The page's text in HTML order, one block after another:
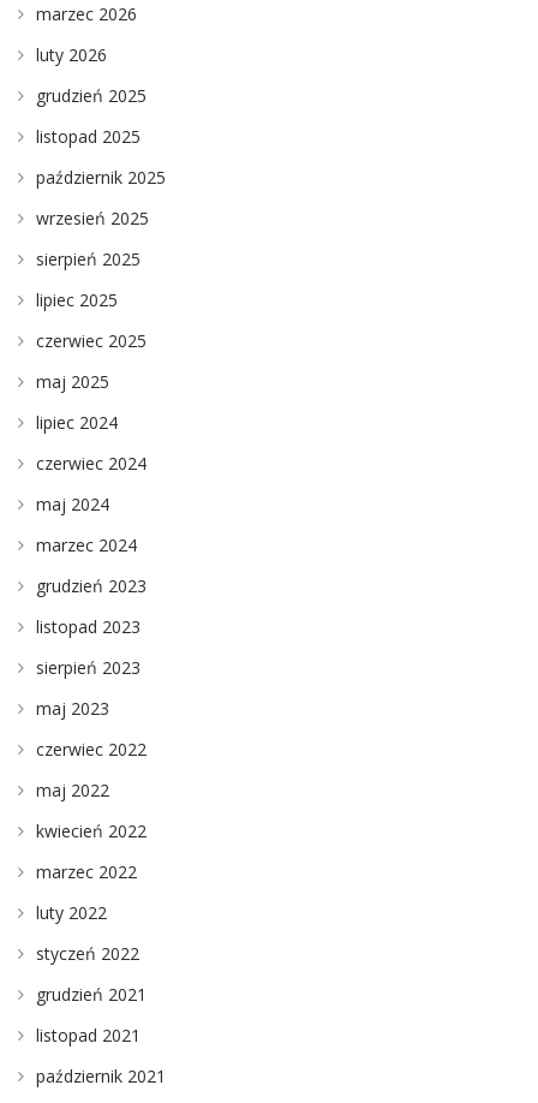
marzec 2026
luty 2026
grudzień 2025
listopad 2025
październik 2025
wrzesień 2025
sierpień 2025
lipiec 2025
czerwiec 2025
maj 2025
lipiec 2024
czerwiec 2024
maj 2024
marzec 2024
grudzień 2023
listopad 2023
sierpień 2023
maj 2023
czerwiec 2022
maj 2022
kwiecień 2022
marzec 2022
luty 2022
styczeń 2022
grudzień 2021
listopad 2021
październik 2021